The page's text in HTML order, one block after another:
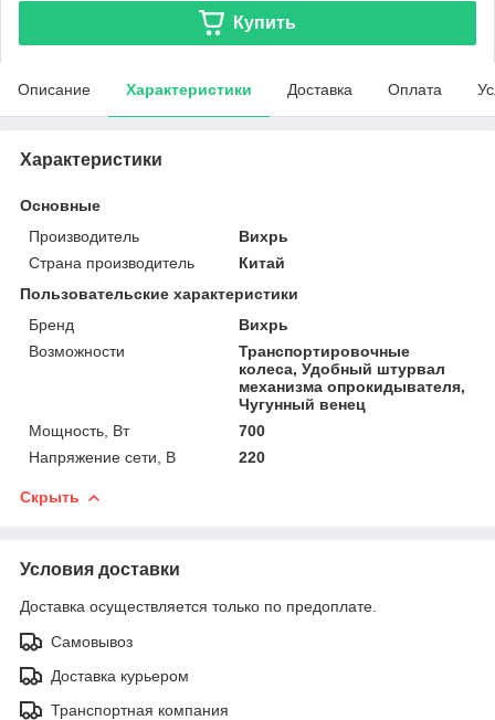
Купить
Описание Характеристики Доставка Оплата
Характеристики
Основные
Производитель
Вихрь
Страна производитель
Китай
Пользовательские характеристики
Бренд
Вихрь
Возможности
Транспортировочные
колеса, Удобный штурвал
механизма опрокидывателя,
Чугунный венец
Мощность, Вт
700
Напряжение сети, В
220
Скрыть
Условия доставки
Доставка осуществляется только по предоплате.
Самовывоз
Доставка курьером
Транспортная компания